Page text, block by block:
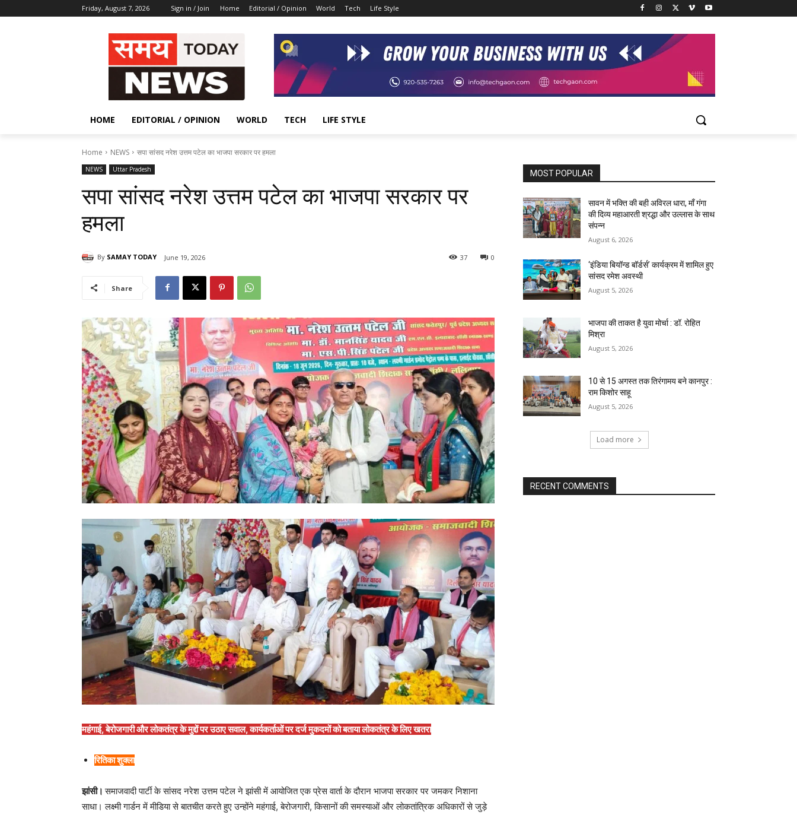
Friday, August 7, 2026 Sign in / Join Home Editorial / Opinion World Tech Life Style
HOME EDITORIAL / OPINION WORLD TECH LIFE STYLE
Home NEWS सपा सांसद नरेश उत्तम पटेल का भाजपा सरकार पर हमला
NEWS Uttar Pradesh
सपा सांसद नरेश उत्तम पटेल का भाजपा सरकार पर
हमला
By SAMAY TODAY June 19, 2026 0
37
Share
महंगाई, बेरोजगारी और लोकतंत्र के मुद्दों पर उठाए सवाल, कार्यकर्ताओं पर दर्ज मुकदमों को बताया लोकतंत्र के लिए खतरा
रितिका शुक्ला
झांसी।समाजवादी पार्टी के सांसद नरेश उत्तम पटेल ने झांसी में आयोजित एक प्रेस वार्ता के दौरान भाजपा सरकार पर जमकर निशाना
साधा। लक्ष्मी गार्डन में मीडिया से बातचीत करते हुए उन्होंने महंगाई, बेरोजगारी, किसानों की समस्याओं और लोकतांत्रिक अधिकारों से जुड़े
MOST POPULAR
सावन में भक्ति की बही अविरल धारा, माँ गंगा
की दिव्य महाआरती श्रद्धा और उल्लास के साथ
संपन्न
August 6, 2026
‘इंडिया बियॉन्ड बॉर्डर्स’ कार्यक्रम में शामिल हुए
सांसद रमेश अवस्थी
August 5, 2026
भाजपा की ताकत है युवा मोर्चा : डॉ. रोहित
मिश्रा
August 5, 2026
10 से 15 अगस्त तक तिरंगामय बने कानपुर :
राम किशोर साहू
August 5, 2026
Load more
RECENT COMMENTS